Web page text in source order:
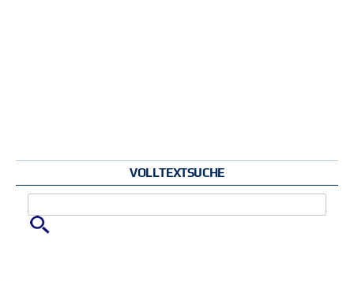
VOLLTEXTSUCHE